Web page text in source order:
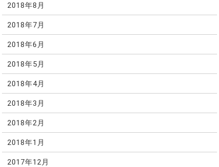
2018年8月
2018年7月
2018年6月
2018年5月
2018年4月
2018年3月
2018年2月
2018年1月
2017年12月